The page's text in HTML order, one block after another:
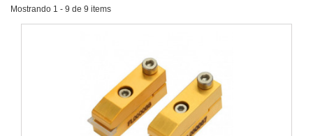
Mostrando 1 - 9 de 9 items